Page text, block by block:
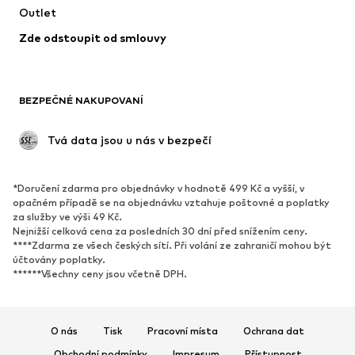
Kabáty
Plavky
Příležitosti
Upcyklace
Nové
Oblíbené
Tenisky
Lodičky & boty na podpatku
Kozačky
Sandály
Exkluzivně
Outlet
Zde odstoupit od smlouvy
BEZPEČNÉ NAKUPOVANÍ
Tvá data jsou u nás v bezpečí
*Doručení zdarma pro objednávky v hodnotě 499 Kč a vyšší, v
opačném případě se na objednávku vztahuje poštovné a poplatky
za služby ve výši 49 Kč.
Nejnižší celková cena za posledních 30 dní před snížením ceny.
****Zdarma ze všech českých sítí. Při volání ze zahraničí mohou být
účtovány poplatky.
******Všechny ceny jsou včetně DPH.
O nás Tisk Pracovní místa
Ochrana dat